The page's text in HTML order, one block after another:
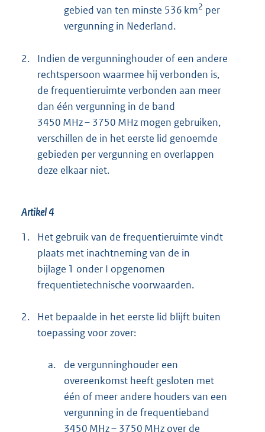
gebied van ten minste 536 km2 per
vergunning in Nederland.
2.
Indien de vergunninghouder of een andere
rechtspersoon waarmee hij verbonden is,
de frequentieruimte verbonden aan meer
dan één vergunning in de band
3450 MHz – 3750 MHz mogen gebruiken,
verschillen de in het eerste lid genoemde
gebieden per vergunning en overlappen
deze elkaar niet.
Artikel 4
1.
Het gebruik van de frequentieruimte vindt
plaats met inachtneming van de in
bijlage 1 onder I opgenomen
frequentietechnische voorwaarden.
2.
Het bepaalde in het eerste lid blijft buiten
toepassing voor zover:
a.
de vergunninghouder een
overeenkomst heeft gesloten met
één of meer andere houders van een
vergunning in de frequentieband
3450 MHz – 3750 MHz over de